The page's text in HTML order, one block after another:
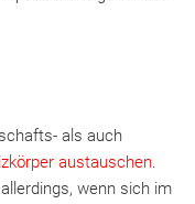
als auch
austauschen.
wenn sich im